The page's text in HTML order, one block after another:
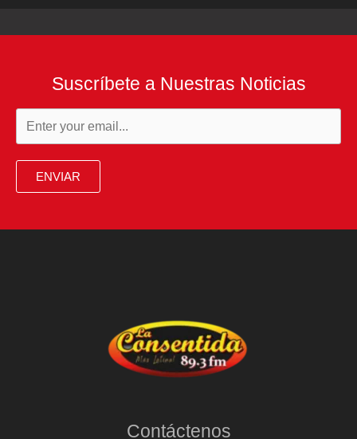
Suscríbete a Nuestras Noticias
ENVIAR
Contáctenos